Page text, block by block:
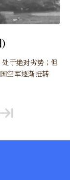
)
于绝对劣势；但
空军逐渐扭转